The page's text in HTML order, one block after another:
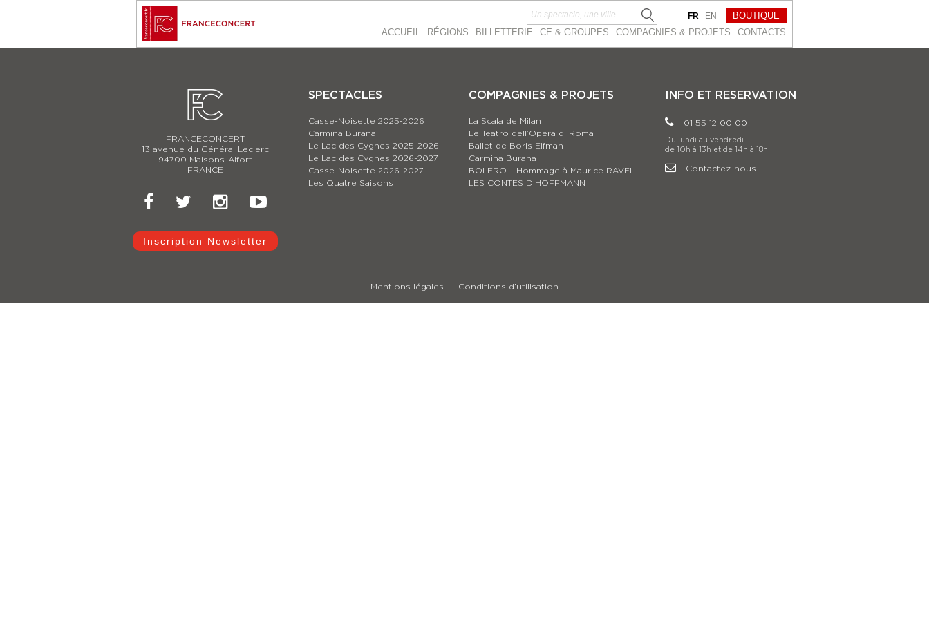
ACCUEIL RÉGIONS BILLETTERIE CE & GROUPES COMPAGNIES & PROJETS CONTACTS
FR EN BOUTIQUE
FRANCECONCERT
13 avenue du Général Leclerc
94700 Maisons-Alfort
FRANCE
Inscription Newsletter
SPECTACLES
Casse-Noisette 2025-2026
Carmina Burana
Le Lac des Cygnes 2025-2026
Le Lac des Cygnes 2026-2027
Casse-Noisette 2026-2027
Les Quatre Saisons
COMPAGNIES & PROJETS
La Scala de Milan
Le Teatro dell’Opera di Roma
Ballet de Boris Eifman
Carmina Burana
BOLERO – Hommage à Maurice RAVEL
LES CONTES D’HOFFMANN
INFO ET RESERVATION
01 55 12 00 00
Du lundi au vendredi
de 10h à 13h et de 14h à 18h
Contactez-nous
Mentions légales Conditions d’utilisation